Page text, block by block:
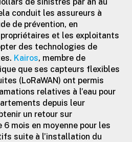
conduit les assureurs à
de prévention, en
et les exploitants
des technologies de
Kairos, membre de
que ses capteurs flexibles
(LoRaWAN) ont permis
relatives à l’eau pour
depuis leur
un retour sur
mois en moyenne pour les
suite à l’installation du